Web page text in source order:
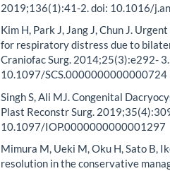
2019;136(1):41-2. doi: 10.1016/
Kim H, Park J, Jang J, Chun J.
for respiratory distress due to
Craniofac Surg. 2014;25(3):e292-
10.1097/SCS.0000000000000724
Singh S, Ali MJ. Congenital
Plast Reconstr Surg.
10.1097/IOP.0000000000001297
Mimura M, Ueki M, Oku H, Sato B,
resolution in the conservative